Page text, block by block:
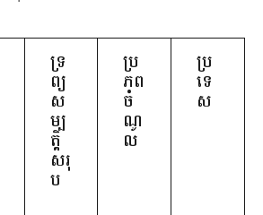
ទ្រ
ព្យ
ស
ម្ប
ត្តិ
សរុ
ប
ប្រ
ភព
ចំ
ណូ
ល
ប្រ
ទេ
ស